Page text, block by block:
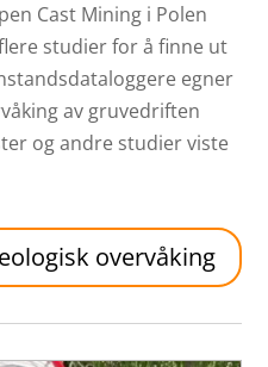
Cast Mining i Polen
studier for å finne ut
egner
av gruvedriften
og andre studier viste
overvåking